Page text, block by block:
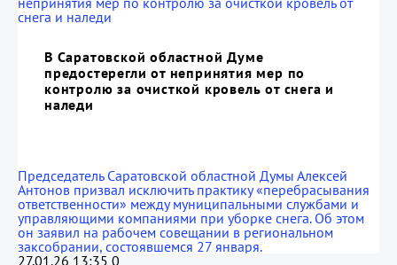
В Саратовской областной Думе
предостерегли от непринятия мер по
контролю за очисткой кровель от снега и
наледи
Председатель Саратовской областной Думы Алексей
Антонов призвал исключить практику «перебрасывания
ответственности» между муниципальными службами и
управляющими компаниями при уборке снега. Об этом
он заявил на рабочем совещании в региональном
заксобрании, состоявшемся 27 января.
27.01.26 13:35 0